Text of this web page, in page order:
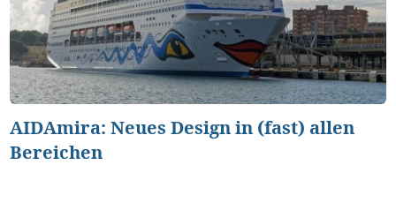
AIDAmira: Neues Design in (fast) allen
Bereichen